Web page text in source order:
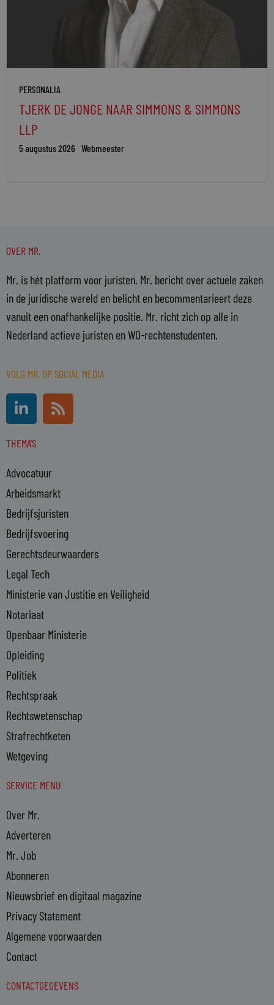
PERSONALIA
TJERK DE JONGE NAAR SIMMONS & SIMMONS
LLP
5 augustus 2026 Webmeester
OVER MR.
Mr. is hét platform voor juristen. Mr. bericht over actuele zaken
in de juridische wereld en belicht en becommentarieert deze
vanuit een onafhankelijke positie. Mr. richt zich op alle in
Nederland actieve juristen en WO-rechtenstudenten.
VOLG MR. OP SOCIAL MEDIA
L
i
n
k
d
i
n
-
i
n
R
s
s
THEMA'S
Advocatuur
Arbeidsmarkt
Bedrijfsjuristen
Bedrijfsvoering
Gerechtsdeurwaarders
Legal Tech
Ministerie van Justitie en Veiligheid
Notariaat
Openbaar Ministerie
Opleiding
Politiek
Rechtspraak
Rechtswetenschap
Strafrechtketen
Wetgeving
SERVICE MENU
Over Mr.
Adverteren
Mr. Job
Abonneren
Nieuwsbrief en digitaal magazine
Privacy Statement
Algemene voorwaarden
Contact
CONTACTGEGEVENS